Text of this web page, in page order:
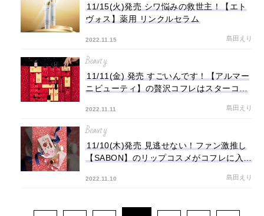
11/15(火)発売 シワ悩みの救世主！【エト
ヴォス】薬用 リンクルセラム
2022.11.15 島田えり
Beauty
11/11(金) 発売 すごいんです！【アルマー
ニビューティ】の贅沢コフレはスターコス
2022.11.11 島田えり
Beauty
11/10(木)発売 見逃せない！ファン激推し
【SABON】のリップコスメがコフレに入っ
2022.11.10 島田えり